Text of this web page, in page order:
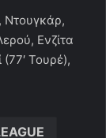
Ντουγκάρ,
Ενζίτα
(77′ Τουρέ),